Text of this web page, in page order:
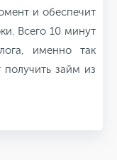
и обеспечит
Всего 10 минут
именно так
получить займ из